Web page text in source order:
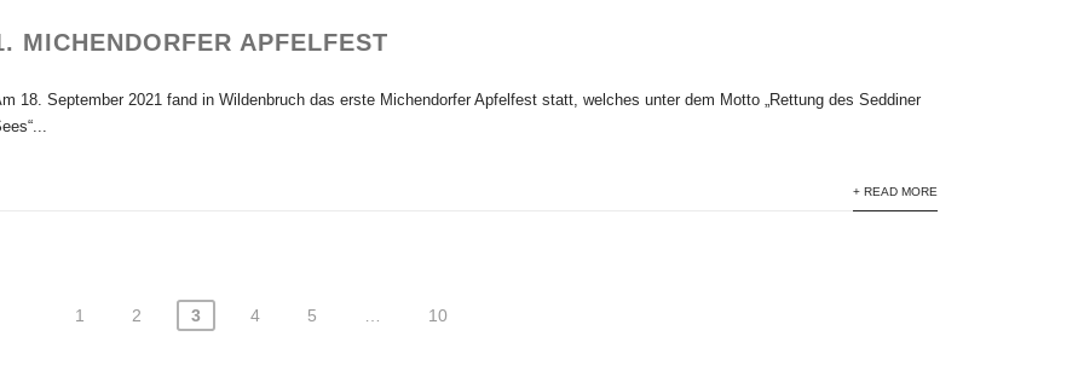
MICHENDORFER APFELFEST
18. September 2021 fand in Wildenbruch das erste Michendorfer Apfelfest statt, welches unter dem Motto „Rettung des Seddiner
+ READ MORE
1 2 3 4 5 10